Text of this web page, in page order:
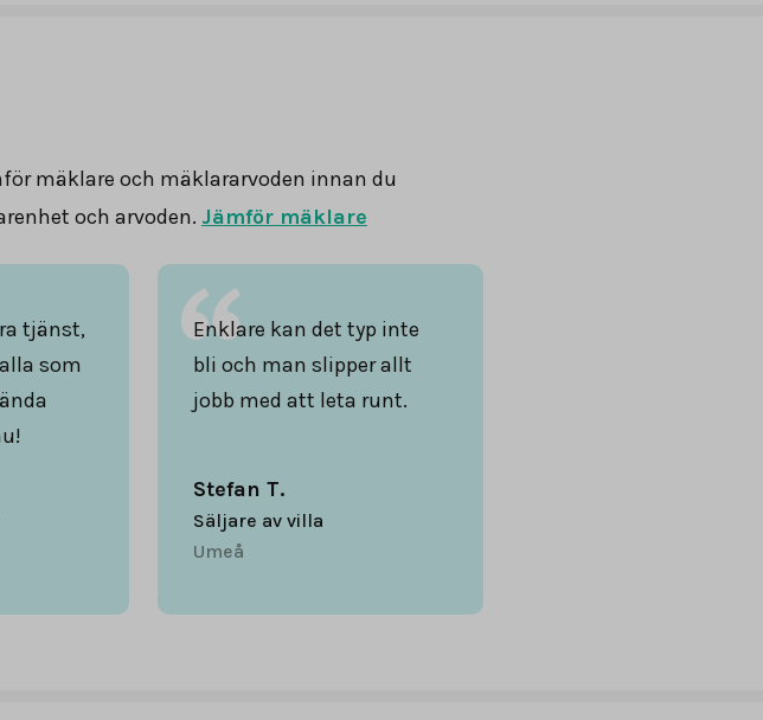
mäklare och mäklararvoden innan du
och arvoden. Jämför mäklare
tjänst,
som
Enklare kan det typ inte
bli och man slipper allt
jobb med att leta runt.
Stefan T.
Säljare av villa
Umeå